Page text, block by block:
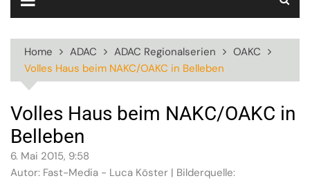
Home ADAC ADAC Regionalserien
OAKC
Volles Haus beim NAKC/OAKC in Belleben
Volles Haus beim NAKC/OAKC in
Belleben
6. Mai 2015, 9:58
Autor: Fast-Media - Luca Köster | Bilderquelle: